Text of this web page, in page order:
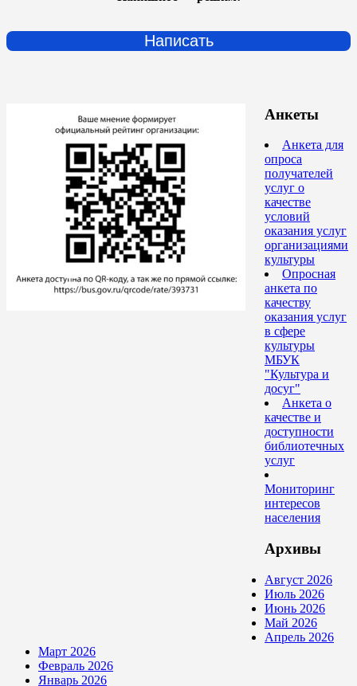
Написать
Анкеты
Анкета для
опроса
получателей
услуг о
качестве
условий
оказания услуг
организациями
культуры
Опросная
анкета по
качеству
оказания услуг
в сфере
культуры
МБУК
"Культура и
досуг"
Анкета о
качестве и
доступности
библиотечных
услуг
Мониторинг
интересов
населения
Архивы
Август 2026
Июль 2026
Июнь 2026
Май 2026
Апрель 2026
Март 2026
Февраль 2026
Январь 2026